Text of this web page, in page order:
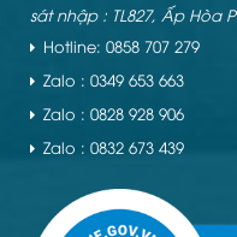
sát nhập : TL827, Ấp Hòa
Hotline: 0858 707 279
Zalo : 0349 653 663
Zalo : 0828 928 906
Zalo : 0832 673 439